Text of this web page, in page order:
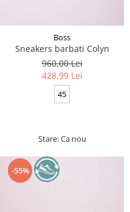
Boss
Sneakers barbati Colyn
960,00 Lei
428,99 Lei
45
Stare: Ca nou
-55%